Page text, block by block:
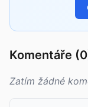
Komentáře
Zatím žádné